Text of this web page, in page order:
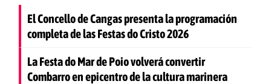
El Concello de Cangas presenta la programación
completa de las Festas do Cristo 2026
La Festa do Mar de Poio volverá convertir
Combarro en epicentro de la cultura marinera